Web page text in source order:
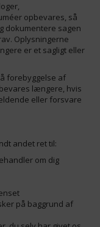
opbevares, så
dokumentere sagen
Oplysningerne
er et sagligt eller
forebyggelse af
længere, hvis
eller forsvare
andet ret til:
om dig
på baggrund af